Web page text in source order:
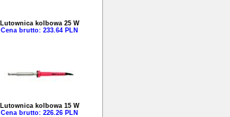
Lutownica kolbowa 25 W
Cena brutto: 233.64 PLN
Lutownica kolbowa 15 W
Cena brutto: 226.26 PLN